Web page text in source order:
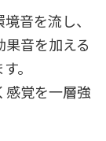
音を流し、
音を加える
。
感覚を一層強